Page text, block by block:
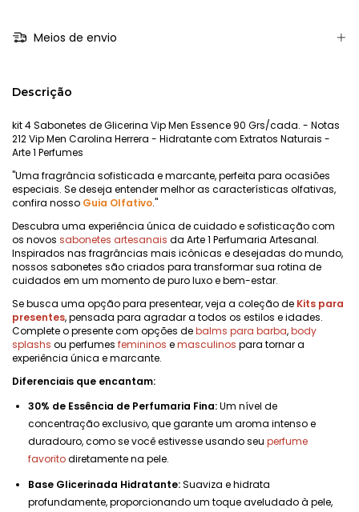
Meios de envio
Descrição
kit 4 Sabonetes de Glicerina Vip Men Essence 90 Grs/cada. - Notas
212 Vip Men Carolina Herrera - Hidratante com Extratos Naturais -
Arte 1 Perfumes
"Uma fragrância sofisticada e marcante, perfeita para ocasiões
especiais. Se deseja entender melhor as características olfativas,
confira nosso Guia Olfativo."
Descubra uma experiência única de cuidado e sofisticação com
os novos sabonetes artesanais da Arte 1 Perfumaria Artesanal.
Inspirados nas fragrâncias mais icônicas e desejadas do mundo,
nossos sabonetes são criados para transformar sua rotina de
cuidados em um momento de puro luxo e bem-estar.
Se busca uma opção para presentear, veja a coleção de Kits para
presentes, pensada para agradar a todos os estilos e idades.
Complete o presente com opções debalms para barba,body
splashs ou perfumes femininos emasculinos para tornar a
experiência única e marcante.
Diferenciais que encantam:
30% de Essência de Perfumaria Fina:Um nível de
concentração exclusivo, que garante um aroma intenso e
duradouro, como se você estivesse usando seu perfume
favoritodiretamente na pele.
Base Glicerinada Hidratante:Suaviza e hidrata
profundamente, proporcionando um toque aveludado à pele,